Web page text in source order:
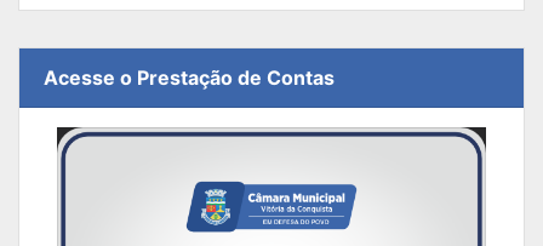
Acesse o Prestação de Contas